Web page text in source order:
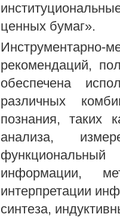
ценных бумаг».
Инструментарно-
рекомендаций,
обеспечена
различных
познания, таких
анализа,
информации,
интерпретации
синтеза,